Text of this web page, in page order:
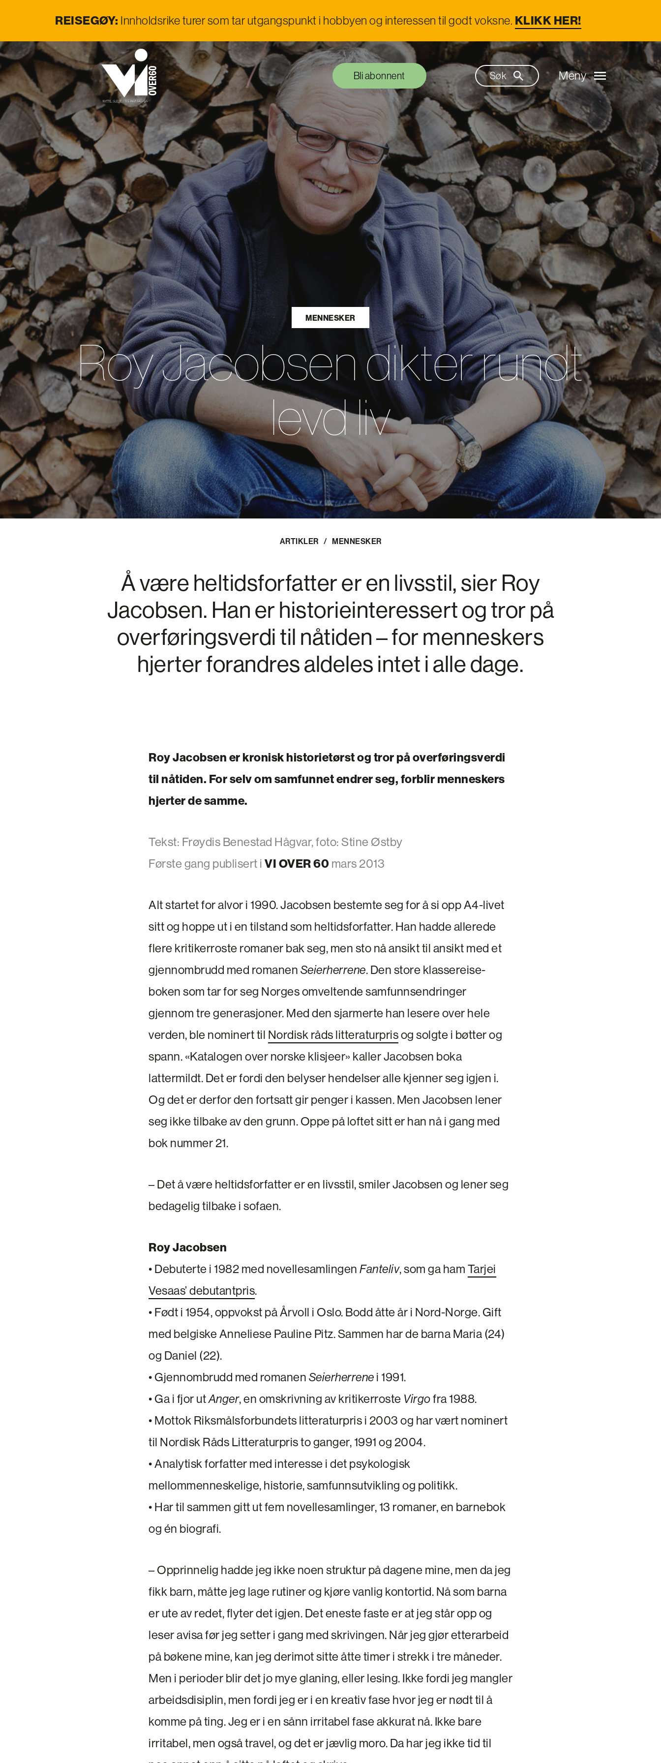
REISEGØY: Innholdsrike turer som tar utgangspunkt i hobbyen og interessen til godt voksne. KLIKK HER!
Bli abonnent Søk Meny
MENNESKER
Roy Jacobsen dikter rundt
levd liv
ARTIKLER / MENNESKER
Å være heltidsforfatter er en livsstil, sier Roy
Jacobsen. Han er historieinteressert og tror på
overføringsverdi til nåtiden – for menneskers
hjerter forandres aldeles intet i alle dage.
Roy Jacobsen er kronisk historietørst og tror på overføringsverdi
til nåtiden. For selv om samfunnet endrer seg, forblir menneskers
hjerter de samme.
Tekst: Frøydis Benestad Hågvar, foto: Stine Østby
Første gang publisert i VI OVER 60 mars 2013
Alt startet for alvor i 1990. Jacobsen bestemte seg for å si opp A4-livet
sitt og hoppe ut i en tilstand som heltidsforfatter. Han hadde allerede
flere kritikerroste romaner bak seg, men sto nå ansikt til ansikt med et
gjennombrudd med romanen Seierherrene. Den store klassereise-
boken som tar for seg Norges omveltende samfunnsendringer
gjennom tre generasjoner. Med den sjarmerte han lesere over hele
verden, ble nominert til Nordisk råds litteraturprisog solgte i bøtter og
spann. «Katalogen over norske klisjeer» kaller Jacobsen boka
lattermildt. Det er fordi den belyser hendelser alle kjenner seg igjen i.
Og det er derfor den fortsatt gir penger i kassen. Men Jacobsen lener
seg ikke tilbake av den grunn. Oppe på loftet sitt er han nå i gang med
bok nummer 21.
– Det å være heltidsforfatter er en livsstil, smiler Jacobsen og lener seg
bedagelig tilbake i sofaen.
Roy Jacobsen
• Debuterte i 1982 med novellesamlingen Fanteliv, som ga ham Tarjei
Vesaas’ debutantpris.
• Født i 1954, oppvokst på Årvoll i Oslo. Bodd åtte år i Nord-Norge. Gift
med belgiske Anneliese Pauline Pitz. Sammen har de barna Maria (24)
og Daniel (22).
• Gjennombrudd med romanen Seierherrene i 1991.
• Ga i fjor utAnger, en omskrivning av kritikerroste Virgofra 1988.
• Mottok Riksmålsforbundets litteraturpris i 2003 og har vært nominert
til Nordisk Råds Litteraturpris to ganger, 1991 og 2004.
• Analytisk forfatter med interesse i det psykologisk
mellommenneskelige, historie, samfunnsutvikling og politikk.
• Har til sammen gitt ut fem novellesamlinger, 13 romaner, en barnebok
og én biografi.
– Opprinnelig hadde jeg ikke noen struktur på dagene mine, men da jeg
fikk barn, måtte jeg lage rutiner og kjøre vanlig kontortid. Nå som barna
er ute av redet, flyter det igjen. Det eneste faste er at jeg står opp og
leser avisa før jeg setter i gang med skrivingen. Når jeg gjør etterarbeid
på bøkene mine, kan jeg derimot sitte åtte timer i strekk i tre måneder.
Men i perioder blir det jo mye glaning, eller lesing. Ikke fordi jeg mangler
arbeidsdisiplin, men fordi jeg er i en kreativ fase hvor jeg er nødt til å
komme på ting. Jeg er i en sånn irritabel fase akkurat nå. Ikke bare
irritabel, men også travel, og det er jævlig moro. Da har jeg ikke tid til